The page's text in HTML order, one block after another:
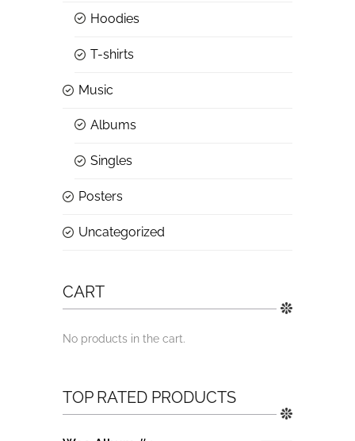
Hoodies
T-shirts
Music
Albums
Singles
Posters
Uncategorized
CART
No products in the cart.
TOP RATED PRODUCTS